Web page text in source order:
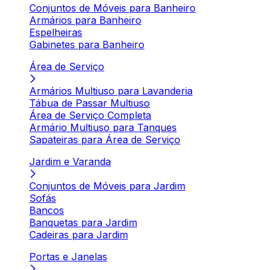
Conjuntos de Móveis para Banheiro
Armários para Banheiro
Espelheiras
Gabinetes para Banheiro
Área de Serviço
Armários Multiuso para Lavanderia
Tábua de Passar Multiuso
Área de Serviço Completa
Armário Multiuso para Tanques
Sapateiras para Área de Serviço
Jardim e Varanda
Conjuntos de Móveis para Jardim
Sofás
Bancos
Banquetas para Jardim
Cadeiras para Jardim
Portas e Janelas